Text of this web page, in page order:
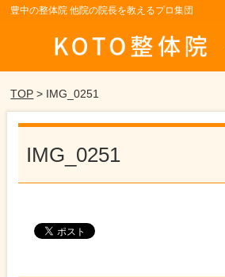
豊中の整体院 他院の院長を教えるプロ集団
TOP > IMG_0251
IMG_0251